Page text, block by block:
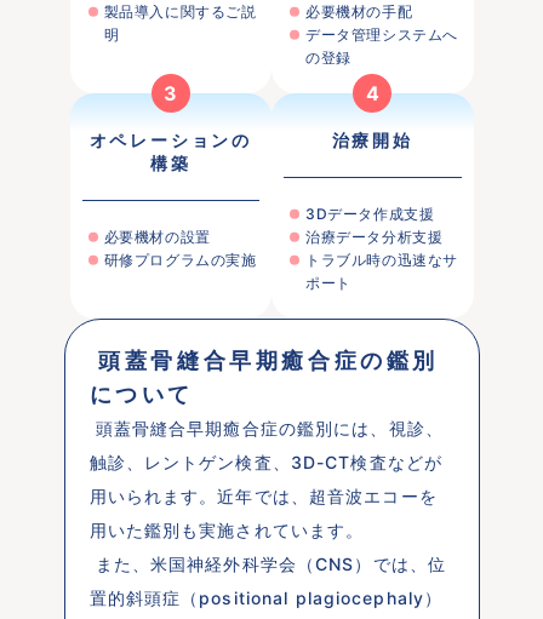
製品導入に関するご説
明
必要機材の手配
データ管理システムへ
の登録
オペレーションの
構築
必要機材の設置
研修プログラムの実施
3
治療開始
3Dデータ作成支援
治療データ分析支援
トラブル時の迅速なサ
ポート
4
頭蓋骨縫合早期癒合症の鑑別
について
触診、レントゲン検査、3D-CT検査などが
用いられます。近年では、超音波エコーを
用いた鑑別も実施されています。
置的斜頭症（positional plagiocephaly）